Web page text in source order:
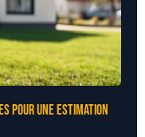
pour une estimation